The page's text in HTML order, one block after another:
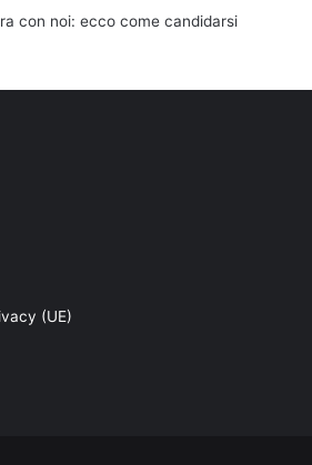
con noi: ecco come candidarsi
(UE)